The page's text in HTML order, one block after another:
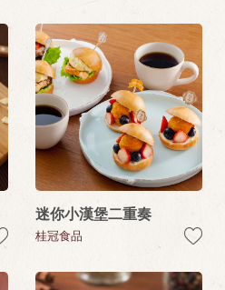
迷你小漢堡二重奏
桂冠食品